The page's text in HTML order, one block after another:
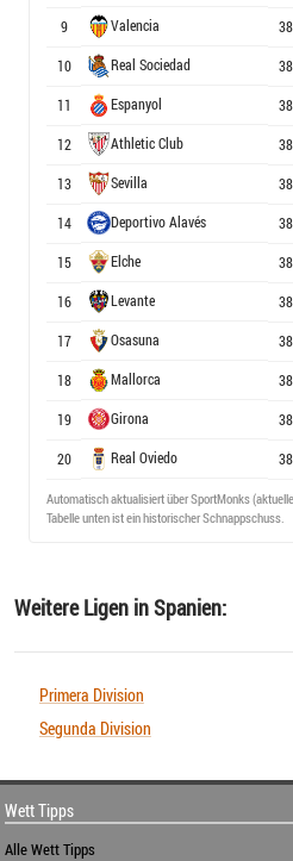
9
Valencia 38
10
Real Sociedad 38
11
Espanyol 38
12
Athletic Club 38
13
Sevilla 38
14
Deportivo Alavés 38
15
Elche 38
16
Levante 38
17
Osasuna 38
18
Mallorca 38
19
Girona 38
20
Real Oviedo 38
Automatisch aktualisiert über SportMonks
Tabelle unten ist ein historischer Schnappschuss.
Weitere Ligen in Spanien:
Primera Division
Segunda Division
Wett Tipps
Alle Wett Tipps